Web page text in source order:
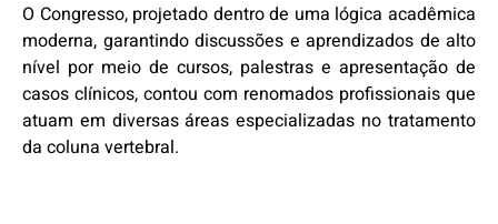
O Congresso, projetado dentro de uma lógica acadêmica
moderna, garantindo discussões e aprendizados de alto
nível por meio de cursos, palestras e apresentação de
casos clínicos, contou com renomados profissionais que
atuam em diversas áreas especializadas no tratamento
da coluna vertebral.